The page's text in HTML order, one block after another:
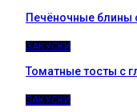
Печёночные блины
ЗАКУСКИ
Томатные тосты с
ЗАКУСКИ